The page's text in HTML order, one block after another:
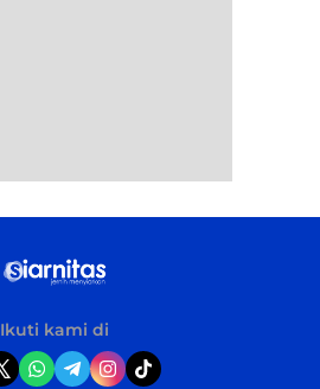
Ikuti kami di